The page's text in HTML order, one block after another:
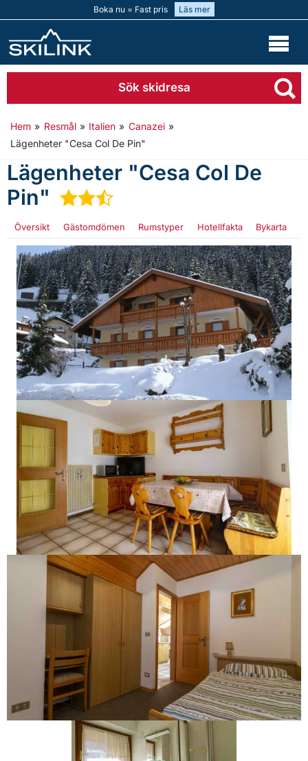
Boka nu = Fast pris Läs mer
Sök skidresa
Hem » Resmål » Italien » Canazei »
Lägenheter "Cesa Col De Pin"
Lägenheter "Cesa Col De
Pin"
★★½
Översikt Gästomdömen Rumstyper Hotellfakta Bykarta